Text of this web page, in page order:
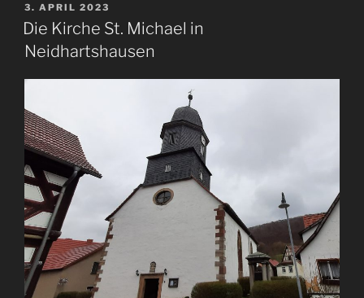
VERÖFFENTLICHT
AM
3. APRIL 2023
Die Kirche St. Michael in
Neidhartshausen